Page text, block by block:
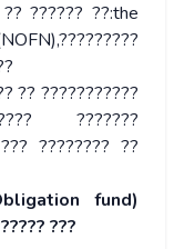
?????? ??:the
?? ???????????
???????
???????? ??
fund)
???